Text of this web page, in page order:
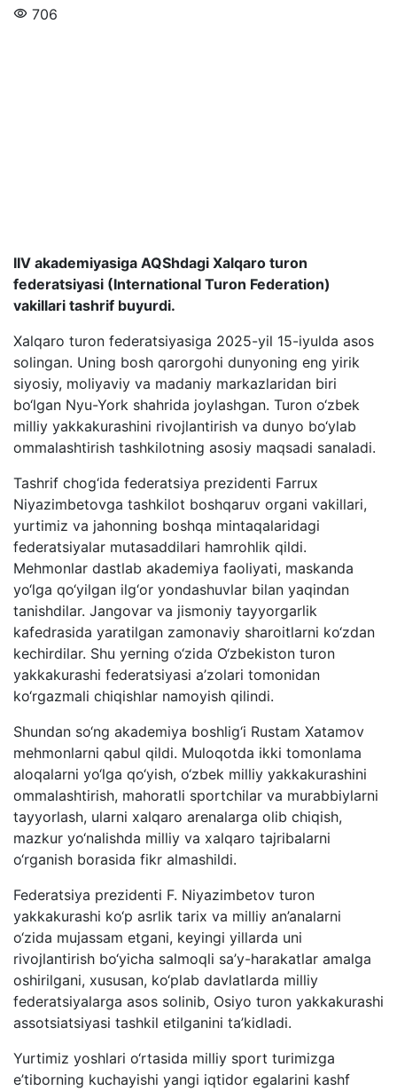
706
IIV akademiyasiga AQShdagi Xalqaro turon
federatsiyasi (International Turon Federation)
vakillari tashrif buyurdi.
Xalqaro turon federatsiyasiga 2025-yil 15-iyulda asos
solingan. Uning bosh qarorgohi dunyoning eng yirik
siyosiy, moliyaviy va madaniy markazlaridan biri
bo‘lgan Nyu-York shahrida joylashgan. Turon o‘zbek
milliy yakkakurashini rivojlantirish va dunyo bo‘ylab
ommalashtirish tashkilotning asosiy maqsadi sanaladi.
Tashrif chog‘ida federatsiya prezidenti Farrux
Niyazimbetovga tashkilot boshqaruv organi vakillari,
yurtimiz va jahonning boshqa mintaqalaridagi
federatsiyalar mutasaddilari hamrohlik qildi.
Mehmonlar dastlab akademiya faoliyati, maskanda
yo‘lga qo‘yilgan ilg‘or yondashuvlar bilan yaqindan
tanishdilar. Jangovar va jismoniy tayyorgarlik
kafedrasida yaratilgan zamonaviy sharoitlarni ko‘zdan
kechirdilar. Shu yerning o‘zida O‘zbekiston turon
yakkakurashi federatsiyasi a’zolari tomonidan
ko‘rgazmali chiqishlar namoyish qilindi.
Shundan so‘ng akademiya boshlig‘i Rustam Xatamov
mehmonlarni qabul qildi. Muloqotda ikki tomonlama
aloqalarni yo‘lga qo‘yish, o‘zbek milliy yakkakurashini
ommalashtirish, mahoratli sportchilar va murabbiylarni
tayyorlash, ularni xalqaro arenalarga olib chiqish,
mazkur yo‘nalishda milliy va xalqaro tajribalarni
o‘rganish borasida fikr almashildi.
Federatsiya prezidenti F. Niyazimbetov turon
yakkakurashi ko‘p asrlik tarix va milliy an’analarni
o‘zida mujassam etgani, keyingi yillarda uni
rivojlantirish bo‘yicha salmoqli sa’y-harakatlar amalga
oshirilgani, xususan, ko‘plab davlatlarda milliy
federatsiyalarga asos solinib, Osiyo turon yakkakurashi
assotsiatsiyasi tashkil etilganini ta’kidladi.
Yurtimiz yoshlari o‘rtasida milliy sport turimizga
e’tiborning kuchayishi yangi iqtidor egalarini kashf